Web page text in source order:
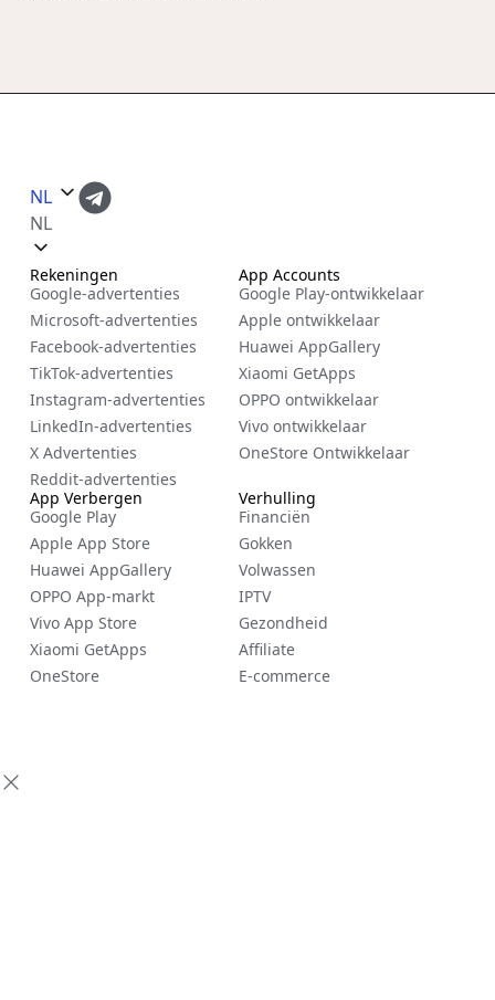
NL
NL
Rekeningen
Google-advertenties
Microsoft-advertenties
Facebook-advertenties
TikTok-advertenties
Instagram-advertenties
LinkedIn-advertenties
X Advertenties
Reddit-advertenties
Verhulling
Financiën
Gokken
Volwassen
IPTV
Gezondheid
Affiliate
E-commerce
App Accounts
Google Play-ontwikkelaar
Apple ontwikkelaar
Huawei AppGallery
Xiaomi GetApps
OPPO ontwikkelaar
Vivo ontwikkelaar
OneStore Ontwikkelaar
App Verbergen
Google Play
Apple App Store
Huawei AppGallery
OPPO App-markt
Vivo App Store
Xiaomi GetApps
OneStore